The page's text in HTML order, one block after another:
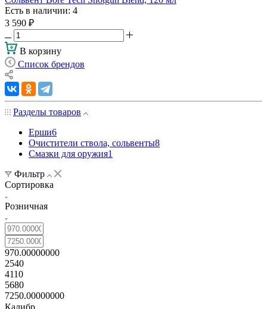
Есть в наличии: 4
3 590 ₽
В корзину
Список брендов
Разделы товаров
Ерши6
Очистители ствола, сольвенты8
Смазки для оружия1
Фильтр
Сортировка
Розничная
970.00000000
2540
4110
5680
7250.00000000
Калибр